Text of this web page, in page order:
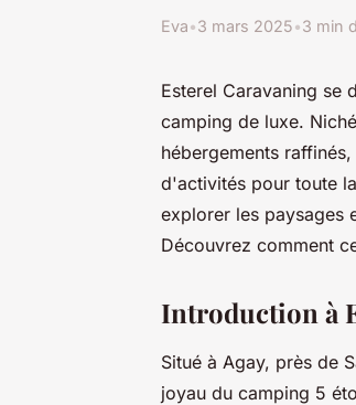
Eva•3 mars 2025•3 min
Esterel Caravaning se
camping de luxe.
hébergements
d'activités pour toute
explorer les paysages
Découvrez comment
Introduction à
Situé à Agay, près de
joyau du camping 5